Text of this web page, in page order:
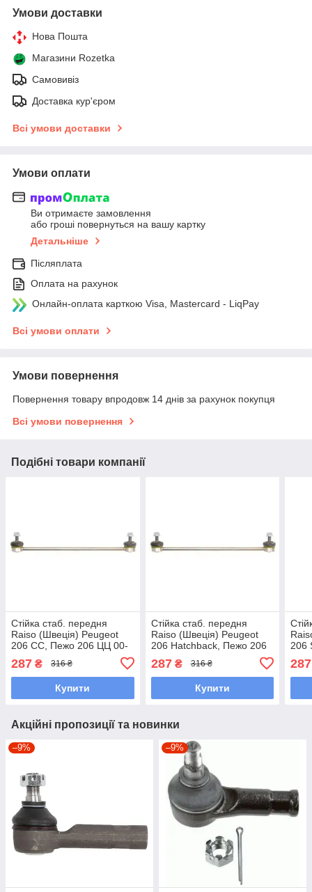
Умови доставки
Нова Пошта
Магазини Rozetka
Самовивіз
Доставка кур'єром
Всі умови доставки
Умови оплати
Ви отримаєте замовлення
або гроші повернуться на вашу картку
Детальніше
Післяплата
Оплата на рахунок
Онлайн-оплата карткою Visa, Mastercard - LiqPay
Всі умови оплати
Умови повернення
Повернення товару впродовж 14 днів за рахунок покупця
Всі умови повернення
Подібні товари компанії
Стійка стаб. передня
Raiso (Швеція) Peugeot
206 CC, Пежо 206 ЦЦ 00-
#RL-508771C UAVQQGR7
287 ₴ 316 ₴
Купити
Стійка стаб. передня
Raiso (Швеція) Peugeot
206 Hatchback, Пежо 206
Хетчбек 98- #RL-508771C
UAJCCZR7
287₴ 316 ₴
Купити
206
287
Акційні пропозиції та новинки
–9% –9%